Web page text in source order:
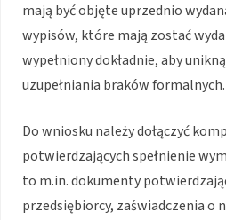
mają być objęte uprzednio
wypisów, które mają zostać
wypełniony dokładnie, aby
uzupełniania braków formalnych.
Do wniosku należy dołączyć
potwierdzających spełnienie
to m.in. dokumenty
przedsiębiorcy, zaświadczenia o